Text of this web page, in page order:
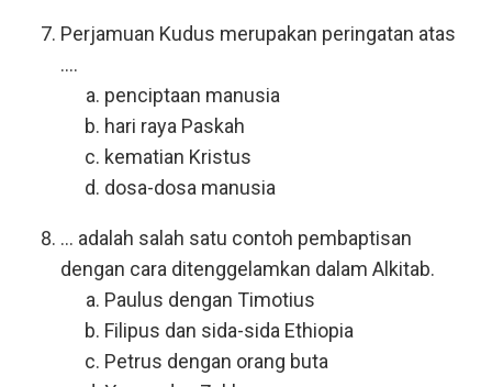
Perjamuan Kudus merupakan peringatan atas
....
penciptaan manusia
hari raya Paskah
kematian Kristus
dosa-dosa manusia
... adalah salah satu contoh pembaptisan
dengan cara ditenggelamkan dalam Alkitab.
Paulus dengan Timotius
Filipus dan sida-sida Ethiopia
Petrus dengan orang buta